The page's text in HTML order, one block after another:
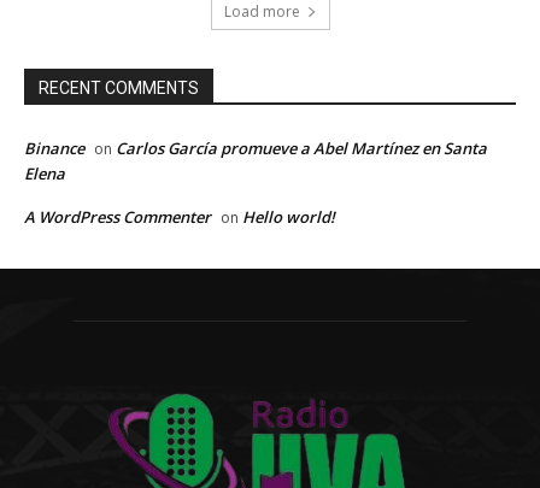
Load more
RECENT COMMENTS
Binance on Carlos García promueve a Abel Martínez en Santa
Elena
A WordPress Commenter on Hello world!